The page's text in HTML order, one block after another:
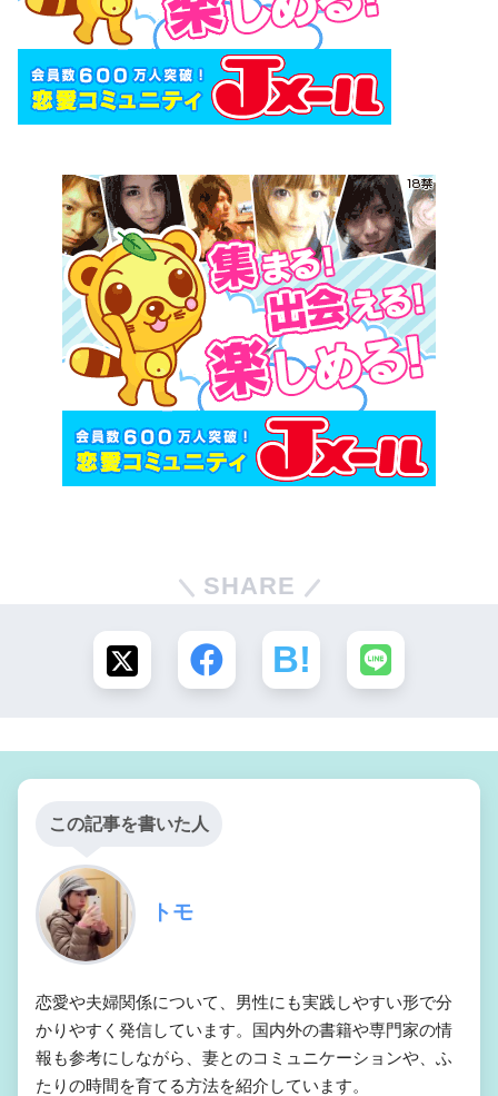
SHARE
この記事を書いた人
トモ
恋愛や夫婦関係について、男性にも実践しやすい形で分
かりやすく発信しています。国内外の書籍や専門家の情
報も参考にしながら、妻とのコミュニケーションや、ふ
たりの時間を育てる方法を紹介しています。